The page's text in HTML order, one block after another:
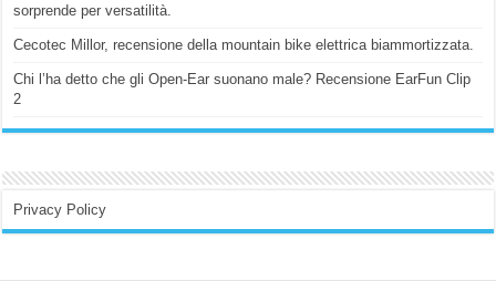
sorprende per versatilità.
Cecotec Millor, recensione della mountain bike elettrica biammortizzata.
Chi l’ha detto che gli Open-Ear suonano male? Recensione EarFun Clip
2
Privacy Policy